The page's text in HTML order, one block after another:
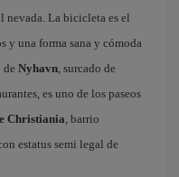
nevada. La bicicleta es el
y una forma sana y cómoda
de Nyhavn, surcado de
es uno de los paseos
Christiania, barrio
estatus semi legal de